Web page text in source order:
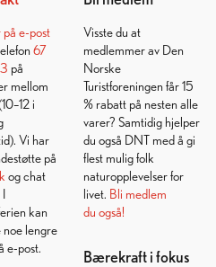
på e-post
67
på
mellom
i
Vi har
på
og chat
I
kan
lengre
e-post.
Visste du at
medlemmer av Den
Norske
Turistforeningen får 15
% rabatt på nesten alle
varer? Samtidig hjelper
du også DNT med å gi
flest mulig folk
naturopplevelser for
livet. Bli medlem
du også!
Bærekraft i fokus